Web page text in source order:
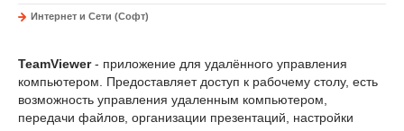
Интернет и Сети (Софт)
TeamViewer- приложение для удалённого управления
компьютером. Предоставляет доступ к рабочему столу, есть
возможность управления удаленным компьютером,
передачи файлов, организации презентаций, настройки